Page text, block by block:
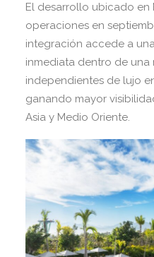
El desarrollo ubicado en
operaciones en
integración accede a
inmediata dentro de
independientes de lujo
ganando mayor
Asia y Medio Oriente.